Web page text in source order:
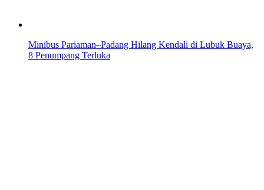
Minibus Pariaman–Padang Hilang Kendali di Lubuk Buaya,
8 Penumpang Terluka